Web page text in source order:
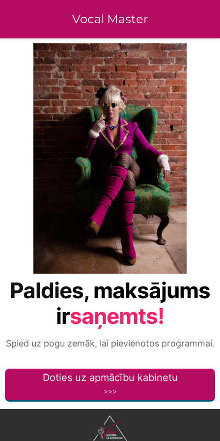
Vocal Master
Paldies, maksājums
irsaņemts!
Spied uz pogu zemāk, lai pievienotos programmai.
Doties uz apmācību kabinetu
>>>